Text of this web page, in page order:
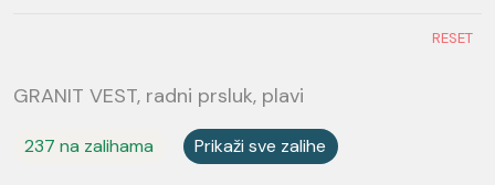
RESET
GRANIT VEST, radni prsluk, plavi
237 na zalihama Prikaži sve zalihe